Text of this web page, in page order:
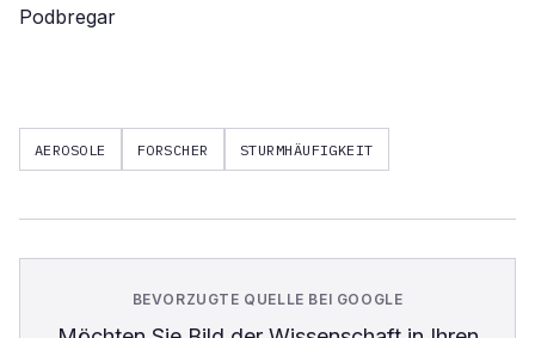
Podbregar
AEROSOLE FORSCHER STURMHÄUFIGKEIT
BEVORZUGTE QUELLE BEI GOOGLE